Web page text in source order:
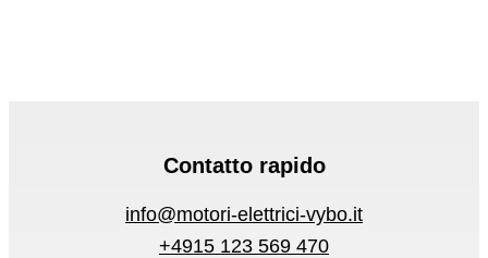
Contatto rapido
info@motori-elettrici-vybo.it
+4915 123 569 470